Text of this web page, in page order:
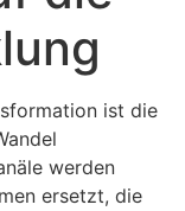
ist die
werden
ersetzt, die